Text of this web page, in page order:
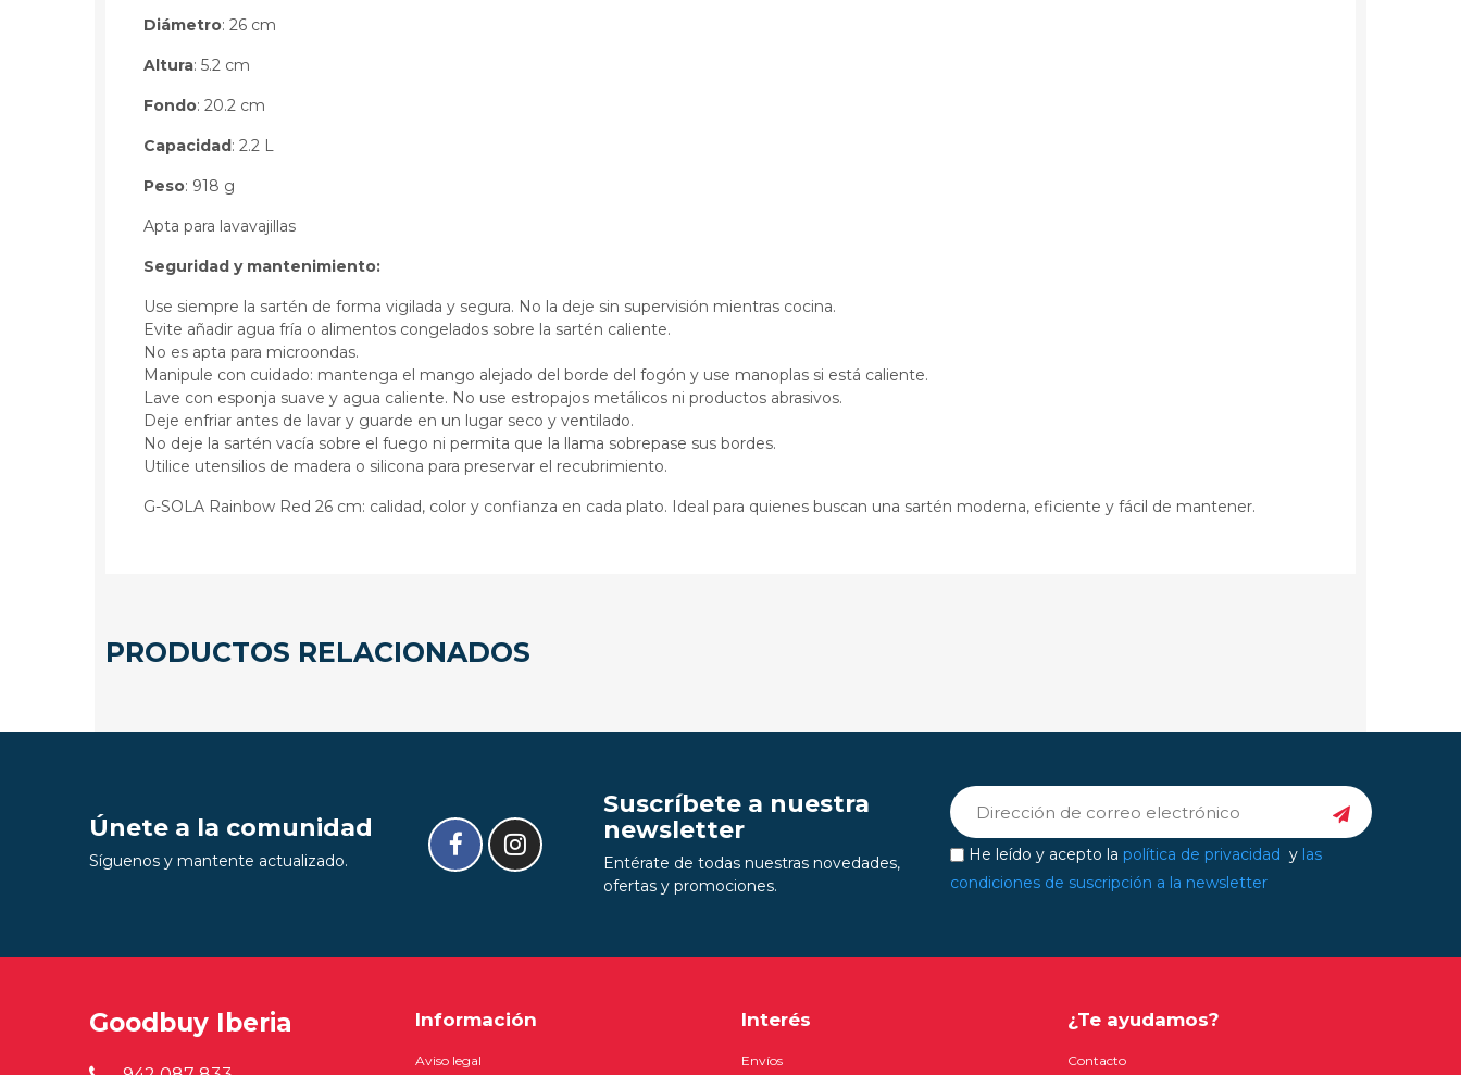
Diámetro: 26 cm
Altura: 5.2 cm
Fondo: 20.2 cm
Capacidad : 2.2 L
Peso: 918 g
Apta para lavavajillas
Seguridad y mantenimiento:
Use siempre la sartén de forma vigilada y segura. No la deje sin supervisión mientras cocina.
Evite añadir agua fría o alimentos congelados sobre la sartén caliente.
No es apta para microondas.
Manipule con cuidado: mantenga el mango alejado del borde del fogón y use manoplas si está caliente.
Lave con esponja suave y agua caliente. No use estropajos metálicos ni productos abrasivos.
Deje enfriar antes de lavar y guarde en un lugar seco y ventilado.
No deje la sartén vacía sobre el fuego ni permita que la llama sobrepase sus bordes.
Utilice utensilios de madera o silicona para preservar el recubrimiento.
G-SOLA Rainbow Red 26 cm: calidad, color y confianza en cada plato. Ideal para quienes buscan una sartén moderna, eficiente y fácil de mantener.
PRODUCTOS RELACIONADOS
Únete a la comunidad
Síguenos y mantente actualizado.
Suscríbete a nuestra
newsletter
Entérate de todas nuestras novedades,
ofertas y promociones.
He leído y acepto la política de privacidad y las
condiciones de suscripción a la newsletter
Goodbuy Iberia Información
Aviso legal
Interés
Envíos
¿Te ayudamos?
Contacto